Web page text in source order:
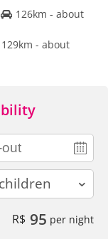
126km - about
129km - about
R$ 95 per night